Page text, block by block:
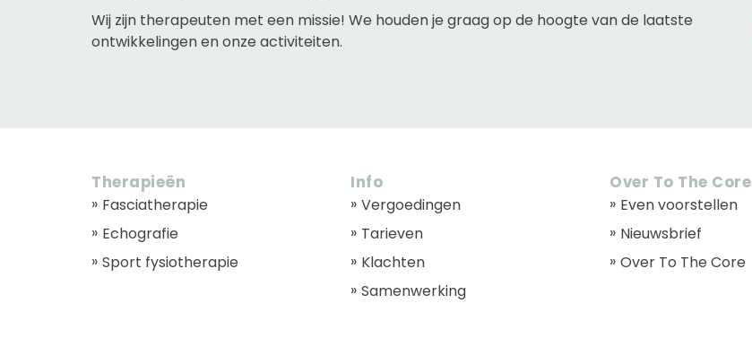
Wij zijn therapeuten met een missie! We houden je graag op de hoogte van de laatste
ontwikkelingen en onze activiteiten.
Therapieën
Fasciatherapie
Echografie
Sport fysiotherapie
Info
Vergoedingen
Tarieven
Klachten
Samenwerking
Over To The Core
Even voorstellen
Nieuwsbrief
Over To The Core